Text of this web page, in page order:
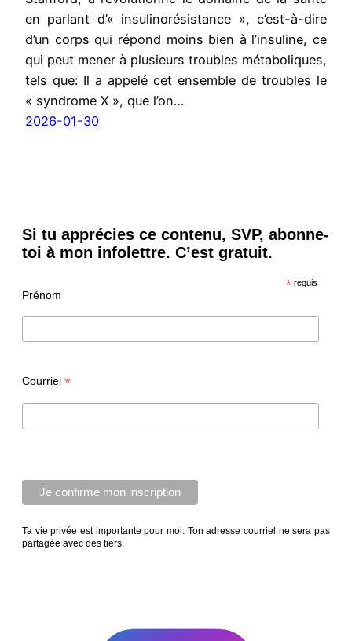
en parlant d’« insulinorésistance », c’est-à-dire
d’un corps qui répond moins bien à l’insuline, ce
qui peut mener à plusieurs troubles métaboliques,
tels que: Il a appelé cet ensemble de troubles le
« syndrome X », que l’on…
2026-01-30
Si tu apprécies ce contenu, SVP, abonne-
toi à mon infolettre. C’est gratuit.
* requis
Prénom
Courriel *
Ta vie privée est importante pour moi. Ton adresse courriel ne sera pas
partagée avec des tiers.